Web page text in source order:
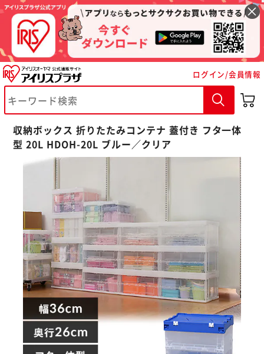
ログイン/会員情報
収納ボックス 折りたたみコンテナ 蓋付き フタ一体
型 20L HDOH-20L ブルー／クリア
※ご確認ください
カートに入れる 購入手続きへ